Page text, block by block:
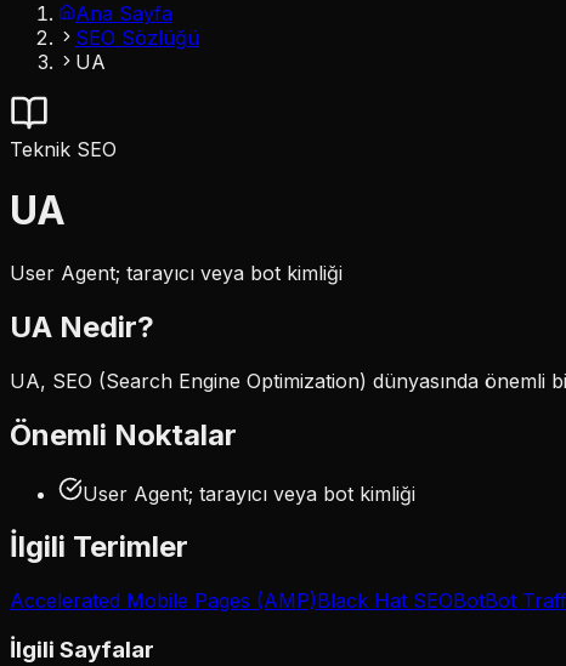
Ana Sayfa
SEO Sözlüğü
UA
Teknik SEO
UA
User Agent; tarayıcı veya bot kimliği
UA Nedir?
UA, SEO (Search Engine Optimization) dünyasında önemli
Önemli Noktalar
User Agent; tarayıcı veya bot kimliği
İlgili Terimler
Accelerated Mobile Pages (AMP)Black Hat SEOBotBot
İlgili Sayfalar